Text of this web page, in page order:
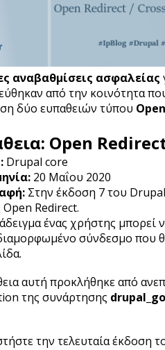
αναβαθμίσεις ασφαλείας
αν από την κοινότητα
δύο ευπαθειών τύπου
Open
Drupal core
20 Μαΐου 2020
Στην έκδοση 7 του Drupal
Open Redirect.
ένας χρήστης μπορεί
σύνδεσμο που
αυτή προκλήθηκε από
της συνάρτησης
την τελευταία έκδοση